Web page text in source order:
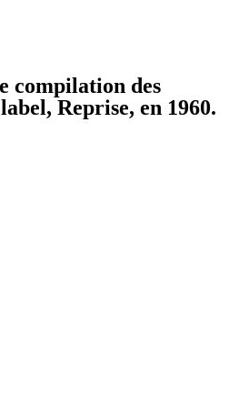
compilation des
Reprise, en 1960.